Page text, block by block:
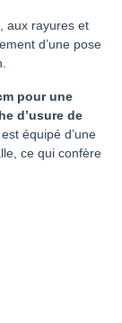
aux rayures et
d’une pose
pour une
d’usure de
équipé d’une
ce qui confère